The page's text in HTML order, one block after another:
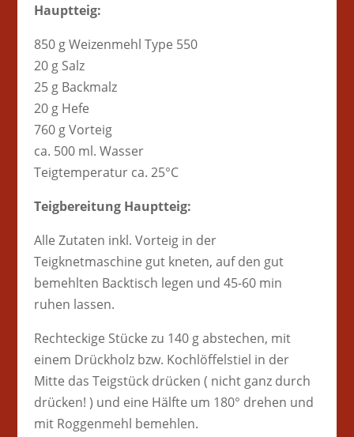
Hauptteig:
850 g Weizenmehl Type 550
20 g Salz
25 g Backmalz
20 g Hefe
760 g Vorteig
ca. 500 ml. Wasser
Teigtemperatur ca. 25°C
Teigbereitung Hauptteig:
Alle Zutaten inkl. Vorteig in der
Teigknetmaschine gut kneten, auf den gut
bemehlten Backtisch legen und 45-60 min
ruhen lassen.
Rechteckige Stücke zu 140 g abstechen, mit
einem Drückholz bzw. Kochlöffelstiel in der
Mitte das Teigstück drücken ( nicht ganz durch
drücken! ) und eine Hälfte um 180° drehen und
mit Roggenmehl bemehlen.